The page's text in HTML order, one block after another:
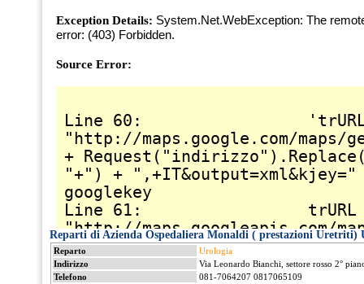
Reparti di Azienda Ospedaliera Monaldi ( prestazioni Uretriti)
Reparto
Urologia
Indirizzo
Via Leonardo Bianchi, settore rosso 2°
Telefono
081-7064207 0817065109